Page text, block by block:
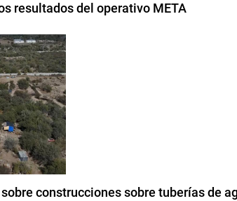
resultados del operativo META
construcciones sobre tuberías de